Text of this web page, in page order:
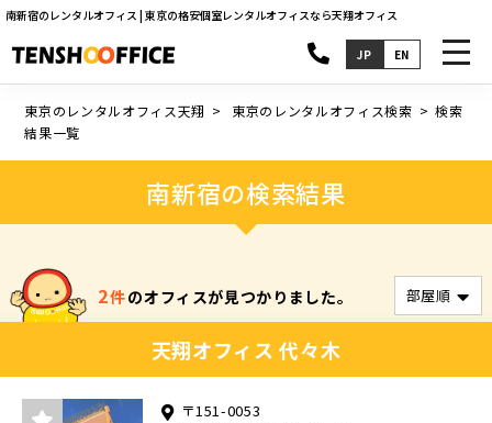
南新宿のレンタルオフィス | 東京の格安個室レンタルオフィスなら天翔オフィス
JP EN
東京のレンタルオフィス天翔 東京のレンタルオフィス検索
検索
結果一覧
南新宿の検索結果
2件のオフィスが見つかりました。
天翔オフィス 代々木
〒151-0053